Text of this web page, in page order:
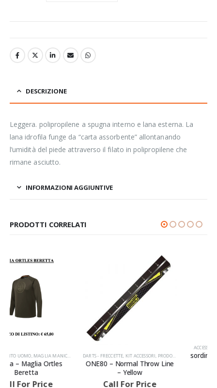
DESCRIZIONE
Leggera. polipropilene a spugna interno e lana esterna. La
lana idrofila funge da “carta assorbente” allontanando
l’umidità del piede attraverso il filato in polipropilene che
rimane asciutto.
INFORMAZIONI AGGIUNTIVE
PRODOTTI CORRELATI
,PRODOTTI
DARTS - FRECCETTE ,KIT ACCESSORI,PRODOTTI
ONE80 – Normal Throw Line
Call For Price
PRODOTTI
sordin – Cuffia Supreme Pro
Call For Price
AVVISIAMO LA GENTILE CLIENTELA